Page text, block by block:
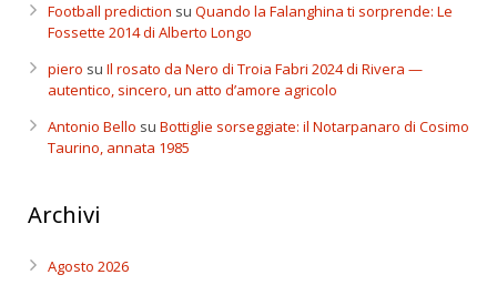
Football prediction su Quando la Falanghina ti sorprende: Le
Fossette 2014 di Alberto Longo
piero su Il rosato da Nero di Troia Fabri 2024 di Rivera —
autentico, sincero, un atto d’amore agricolo
Antonio Bello su Bottiglie sorseggiate: il Notarpanaro di Cosimo
Taurino, annata 1985
Archivi
Agosto 2026